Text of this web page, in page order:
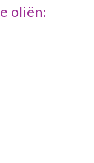
oliën: